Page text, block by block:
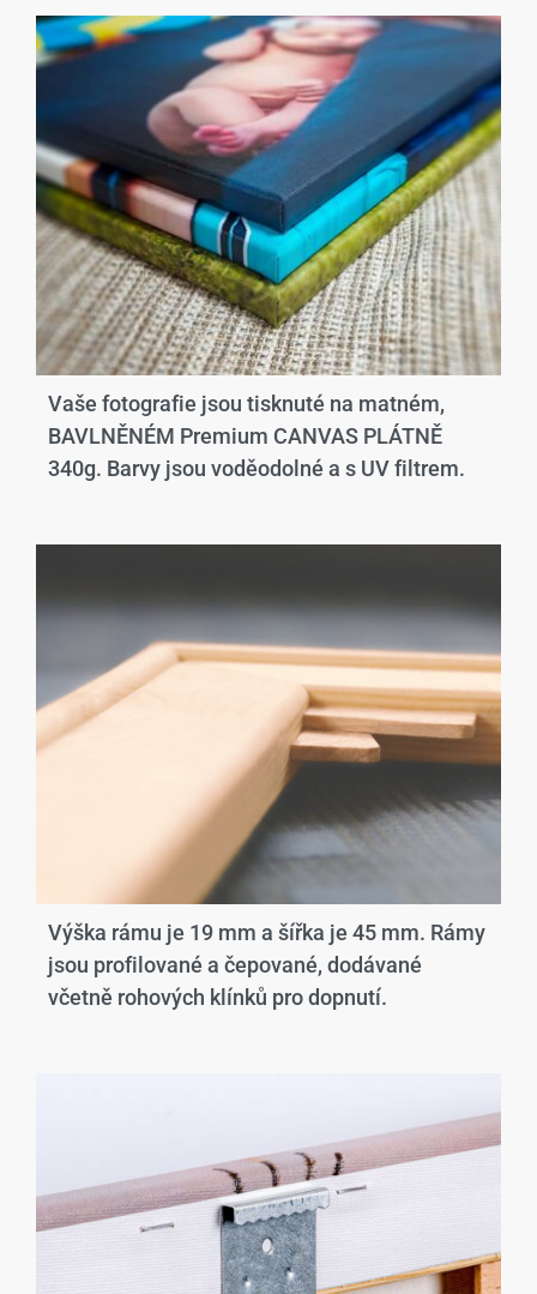
Vaše fotografie jsou tisknuté na matném,
BAVLNĚNÉM Premium CANVAS PLÁTNĚ
340g. Barvy jsou voděodolné a s UV filtrem.
Výška rámu je 19 mm a šířka je 45 mm. Rámy
jsou profilované a čepované, dodávané
včetně rohových klínků pro dopnutí.